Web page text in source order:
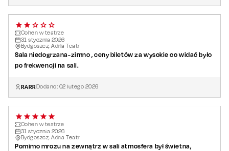
Cohen w teatrze
31 stycznia 2026
Bydgoszcz, Adria Teatr
Sala niedogrzana-zimno , ceny biletów za wysokie co widać było
po frekwencji na sali.
RARRDodano: 02 lutego 2026
Cohen w teatrze
31 stycznia 2026
Bydgoszcz, Adria Teatr
Pomimo mrozu na zewnątrz w sali atmosfera był świetna,